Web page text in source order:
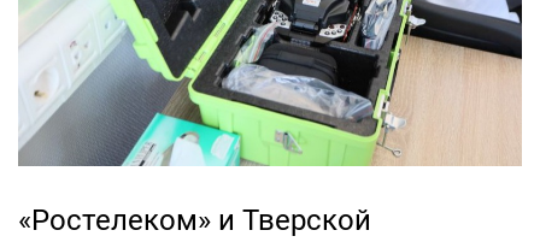
«Ростелеком» и Тверской